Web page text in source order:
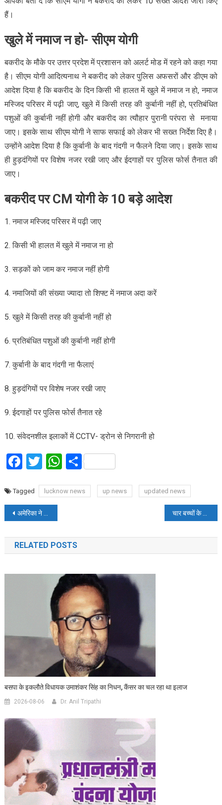
हैं।
खुले में नमाज न हो- सीएम योगी
बकरीद के मौके पर उत्तर प्रदेश में प्रशासन को अलर्ट मोड में रहने को कहा गया
है। सीएम योगी आदित्यनाथ ने बकरीद को लेकर पुलिस अफसरों और डीएम को
आदेश दिया है कि बकरीद के दिन किसी भी हालत में खुले में नमाज न हो, नमाज
मस्जिद परिसर में पढ़ी जाए, खुले में किसी तरह की कुर्बानी नहीं हो, प्रतिबंधित
पशुओं की कुर्बानी नहीं होगी और बकरीद का त्यौहार पुरानी परंपरा से मनाया
जाए। इसके साथ सीएम योगी ने साफ सफाई को लेकर भी सख्त निर्देश दिए है।
उन्होंने आदेश दिया है कि कुर्बानी के बाद गंदगी न फैलने दिया जाए। इसके साथ
ही हुड़दंगियों पर विशेष नजर रखी जाए और ईदगाहों पर पुलिस फोर्स तैनात की
जाए।
बकरीद पर CM योगी के 10 बड़े आदेश
1. नमाज मस्जिद परिसर में पढ़ी जाए
2. किसी भी हालत में खुले में नमाज ना हो
3. सड़कों को जाम कर नमाज नहीं होगी
4. नमाजियों की संख्या ज्यादा तो शिफ्ट में नमाज अदा करें
5. खुले में किसी तरह की कुर्बानी नहीं हो
6. प्रतिबंधित पशुओं की कुर्बानी नहीं होगी
7. कुर्बानी के बाद गंदगी ना फैलाएं
8. हुड़दंगियों पर विशेष नजर रखी जाए
9. ईदगाहों पर पुलिस फोर्स तैनात रहे
10. संवेदनशील इलाकों में CCTV- ड्रोन से निगरानी हो
Facebook
Twitter
WhatsApp
Share
Tagged lucknow news up news updated news
Post
navigation
अमेरिका ने फिर कर दिया ईरान पर हमला, मिसाइल लॉन्च साइट को भी बनाया निशाना
RELATED POSTS
बसपा के इकलौते विधायक उमाशंकर सिंह का निधन, कैंसर का चल रहा था इलाज
2026-08-06 Dr. Anil Tripathi